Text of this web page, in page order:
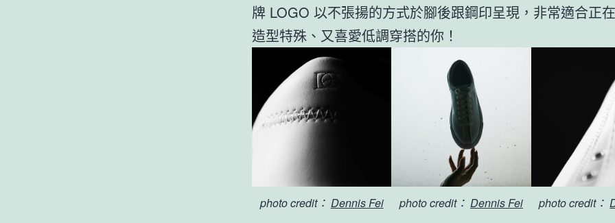
牌 LOGO 以不張揚的方式於腳後跟鋼印呈現，非常適合正
造型特殊、又喜愛低調穿搭的你！
photo credit： Dennis Fei photo credit： Dennis Fei photo credit：